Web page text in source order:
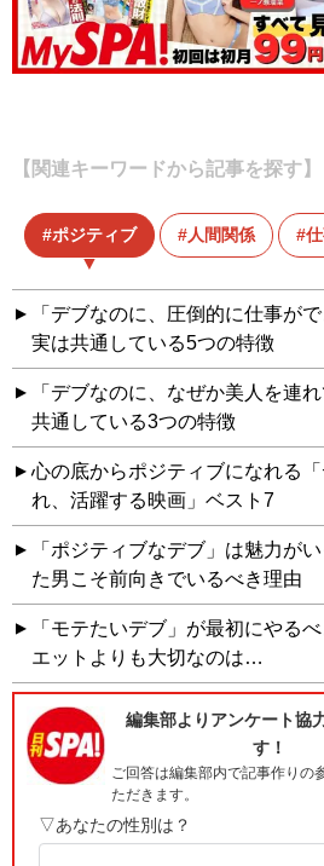
【関連キーワードから記事を探す】
ポジティブ 人間関係
「デブなのに、圧倒的に仕事が
実は共通している5つの特徴
「デブなのに、なぜか美人を連
共通している3つの特徴
心の底からポジティブになれる
れ、活躍する映画」ベスト7
「ポジティブなデブ」は魅力が
た男こそ前向きでいるべき理由
「モテたいデブ」が最初にやる
エットよりも大切なのは…